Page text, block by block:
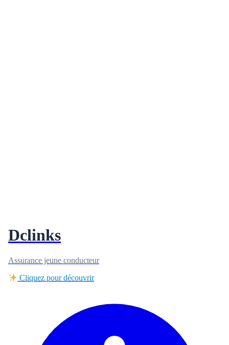
Dclinks
Assurance jeune conducteur
Cliquez pour découvrir